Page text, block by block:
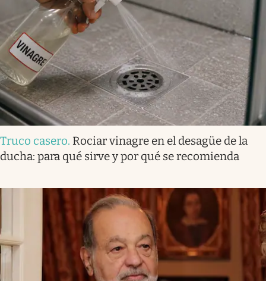
Truco casero. Rociar vinagre en el desagüe de la
ducha: para qué sirve y por qué se recomienda